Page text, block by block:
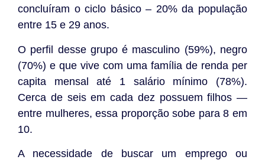
concluíram o ciclo básico – 20% da população
entre 15 e 29 anos.
O perfil desse grupo é masculino (59%), negro
(70%) e que vive com uma família de renda per
capita mensal até 1 salário mínimo (78%).
Cerca de seis em cada dez possuem filhos —
entre mulheres, essa proporção sobe para 8 em
10.
A necessidade de buscar um emprego ou